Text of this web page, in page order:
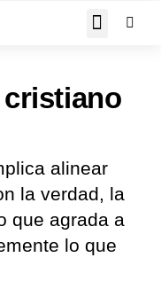
alinear
la verdad, la
que agrada a
lo que